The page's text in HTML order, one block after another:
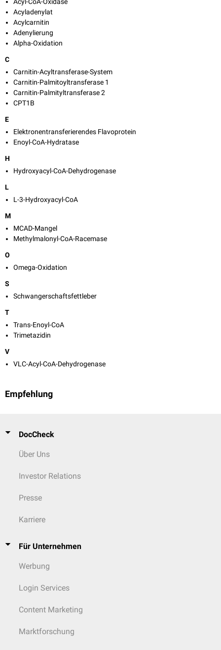
Acyl-CoA-Oxidase
Acyladenylat
Acylcarnitin
Adenylierung
Alpha-Oxidation
C
Carnitin-Acyltransferase-System
Carnitin-Palmitoyltransferase 1
Carnitin-Palmityltransferase 2
CPT1B
E
Elektronentransferierendes Flavoprotein
Enoyl-CoA-Hydratase
H
Hydroxyacyl-CoA-Dehydrogenase
L
L-3-Hydroxyacyl-CoA
M
MCAD-Mangel
Methylmalonyl-CoA-Racemase
O
Omega-Oxidation
S
Schwangerschaftsfettleber
T
Trans-Enoyl-CoA
Trimetazidin
V
VLC-Acyl-CoA-Dehydrogenase
Empfehlung
DocCheck
Über Uns
Investor Relations
Presse
Karriere
Für Unternehmen
Werbung
Login Services
Content Marketing
Marktforschung